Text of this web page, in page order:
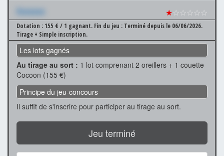
Xxxxxxx ★☆☆☆☆☆
Dotation : 155 € / 1 gagnant. Fin du jeu : Terminé depuis le 06/06/2026.
Tirage + Simple inscription.
Les lots gagnés
Au tirage au sort : 1 lot comprenant 2 oreillers + 1 couette
Cocoon (155 €)
Principe du jeu-concours
Il suffit de s'inscrire pour participer au tirage au sort.
Jeu terminé